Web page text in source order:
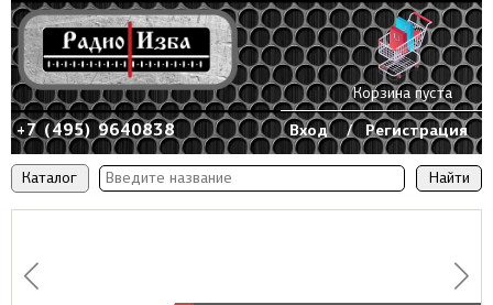
Каталог
+7 (495) 9640838 Вход / Регистрация
Корзина пуста